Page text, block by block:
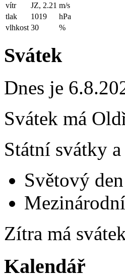
vítr JZ, 2.21 m/s
tlak
1019
hPa
vlhkost 30 %
Svátek
Dnes je
Svátek má
Státní svátky
Světový
Zítra má
Kalendář